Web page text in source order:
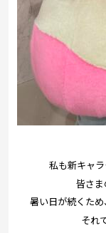
私も新キャ
皆さま
暑い日が続くた
それ